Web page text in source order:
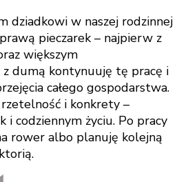
dziadkowi w naszej rodzinnej
pieczarek – najpierw z
większym
z dumą kontynuuję tę pracę i
całego gospodarstwa.
i konkrety –
i codziennym życiu. Po pracy
rower albo planuję kolejną